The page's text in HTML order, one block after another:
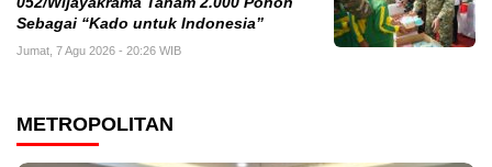
Sebagai “Kado untuk Indonesia”
Jumat, 7 Agu 2026 - 20:26 WIB
METROPOLITAN